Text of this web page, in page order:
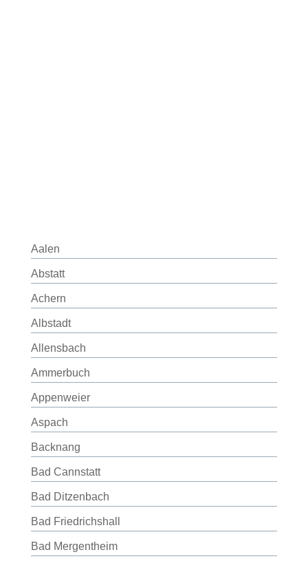
Aalen
Abstatt
Achern
Albstadt
Allensbach
Ammerbuch
Appenweier
Aspach
Backnang
Bad Cannstatt
Bad Ditzenbach
Bad Friedrichshall
Bad Mergentheim